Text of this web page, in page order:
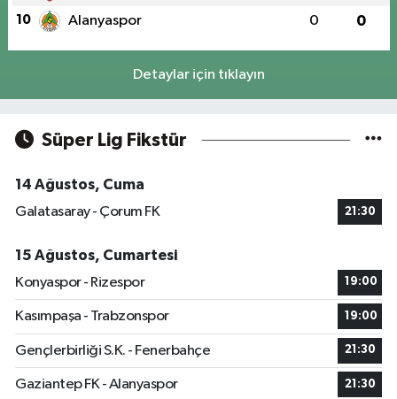
10 Alanyaspor 0 0
Detaylar için tıklayın
Süper Lig Fikstür
14 Ağustos, Cuma
Galatasaray - Çorum FK
21:30
15 Ağustos, Cumartesi
Konyaspor - Rizespor
19:00
Kasımpaşa - Trabzonspor 19:00
Gençlerbirliği S.K. - Fenerbahçe 21:30
Gaziantep FK - Alanyaspor 21:30